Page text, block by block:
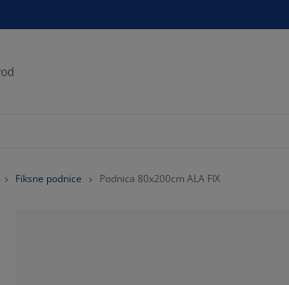
Fiksne podnice Podnica 80x200cm ALA FIX